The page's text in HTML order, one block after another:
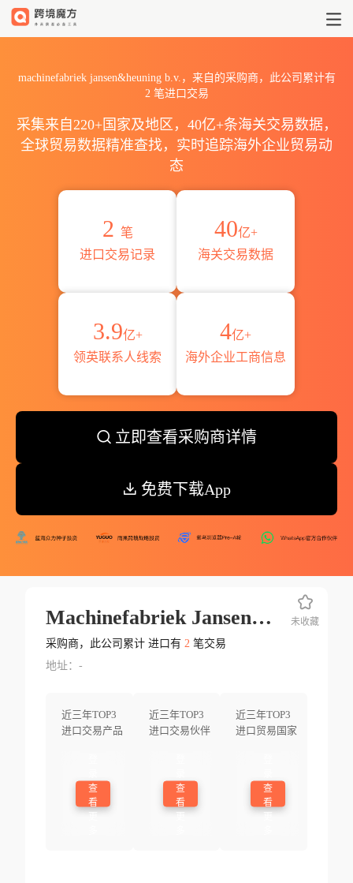
machinefabriek jansen&heuning b.v.，来自的采购商，此公司累计有
2笔进口交易
采集来自220+国家及地区，40亿+条海关交易数据，
全球贸易数据精准查找，实时追踪海外企业贸易动
态
2 笔
进口交易记录
40亿+
海关交易数据
3.9亿+
领英联系人线索
4亿+
海外企业工商信息
立即查看采购商详情
免费下载App
Machinefabriek Jansen&heuning B.v.
采购商，此公司累计 进口有 2笔交易
地址：-
近三年TOP3
进口交易产品
查
看
近三年TOP3
进口交易伙伴
查
看
近三年TOP3
进口贸易国家
查
看
未收藏